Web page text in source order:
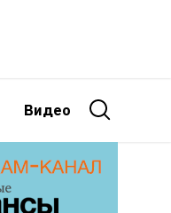
Видео